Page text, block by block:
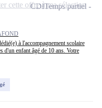
à l'accompagnement scolaire
d'un enfant âgé de 10 ans. Votre
CDITemps partiel
cette offre à ma sélection